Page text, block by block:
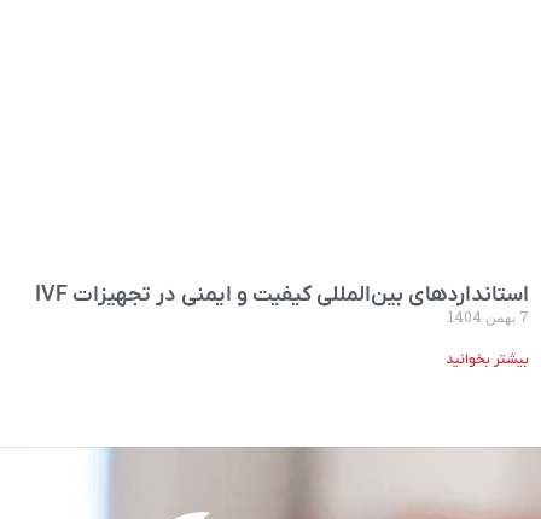
استانداردهای بین‌المللی کیفیت و ایمنی در تجهیزات IVF
7 بهمن 1404
بیشتر بخوانید